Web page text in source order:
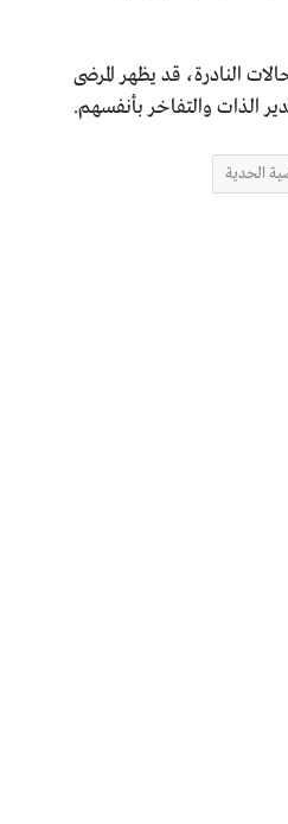
النادرة، قد يظهر المرضى
الذات والتفاخر بأنفسهم.
الحدية